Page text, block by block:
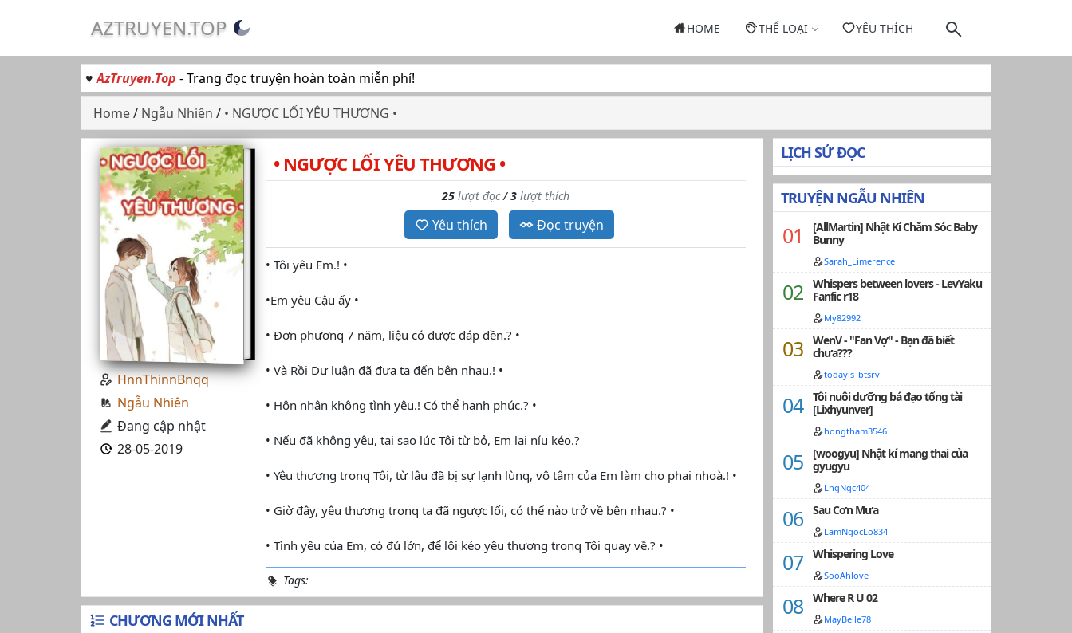
AZTRUYEN.TOP HOME THỂ LOẠI YÊU THÍCH
♥AzTruyen.Top - Trang đọc truyện hoàn toàn miễn phí!
Home/ Ngẫu Nhiên / • NGƯỢC LỐI YÊU THƯƠNG •
HnnThinnBnqq
Ngẫu Nhiên
Đang cập nhật
28-05-2019
• NGƯỢC LỐI YÊU THƯƠNG •
25 lượt đọc/3 lượt thích
Yêu thích Đọc truyện
• Tôi yêu Em.! •
•Em yêu Cậu ấy •
• Đơn phươnq 7 năm, liệu có được đáp đền.? •
• Và Rồi Dư luận đã đưa ta đến bên nhau.! •
• Hôn nhân không tình yêu.! Có thể hạnh phúc.? •
• Nếu đã không yêu, tại sao lúc Tôi từ bỏ, Em lại níu kéo.?
• Yêu thương tronq Tôi, từ lâu đã bị sự lạnh lùnq, vô tâm của Em làm cho phai nhoà.! •
• Giờ đây, yêu thương tronq ta đã ngược lối, có thể nào trở về bên nhau.? •
• Tình yêu của Em, có đủ lớn, để lôi kéo yêu thương tronq Tôi quay về.? •
Tags:
CHƯƠNG MỚI NHẤT
LỊCH SỬ ĐỌC
TRUYỆN NGẪU NHIÊN
[AllMartin] Nhật Kí Chăm Sóc Baby
Bunny
Sarah_Limerence
Whispers between lovers - LevYaku
Fanfic r18
My82992
WenV - "Fan Vợ" - Bạn đã biết
chưa???
todayis_btsrv
Tôi nuôi dưỡng bá đạo tổng tài
[Lixhyunver]
hongtham3546
[woogyu] Nhật kí mang thai của
gyugyu
LngNgc404
Sau Cơn Mưa
LamNgocLo834
Whispering Love
SooAhlove
Where R U 02
MayBelle78